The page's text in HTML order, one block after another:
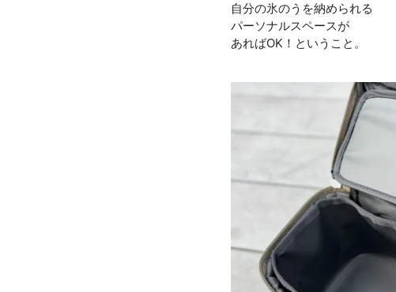
自分の氷のうを納められる
パーソナルスペースが
あればOK！ということ。